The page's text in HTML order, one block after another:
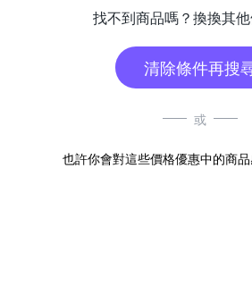
找不到商品嗎？換換其他
清除條件再搜
或
也許你會對這些價格優惠中的商品